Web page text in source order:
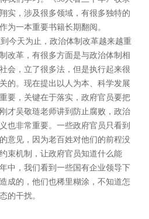
实，涉及很多领域，有很多独特的
为一本重要书籍长期翻阅。
今天为止，政治体制改革越来越重
改革，有很多方面是与政治体制相
会，立了很多法，但是执行起来很
的。现在提出以人为本、科学发展
要，关键在于落实，政府官员要把
才吴敬琏老师讲到防止腐败，政治
也非常重要。一些政府官员只看到
意见，因为老百姓对他们的前程没
束机制，让政府官员知道什么能
中，我们看到一些国有企业领导下
成的，他们也稀里糊涂，不知道怎
的干扰。